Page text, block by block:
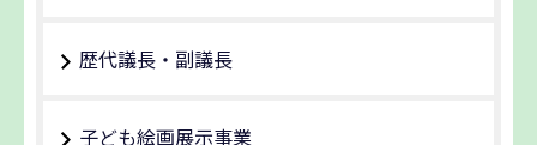
歴代議長・副議長
子ども絵画展示事業